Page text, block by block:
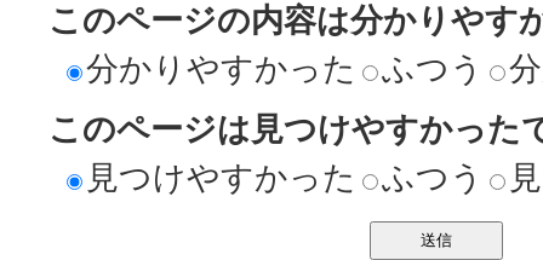
このページの内容は分かりやす
分かりやすかった
ふつう
このページは見つけやすかった
見つけやすかった
ふつう